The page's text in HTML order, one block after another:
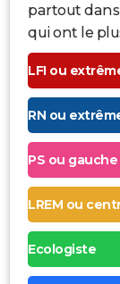
partout
qui ont le
LFI ou
RN ou
PS ou gauche
LREM ou
Ecologiste